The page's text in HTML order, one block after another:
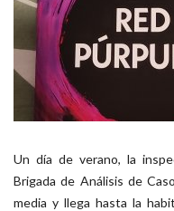
Un día de verano, la
Brigada de Análisis de
media y llega hasta la